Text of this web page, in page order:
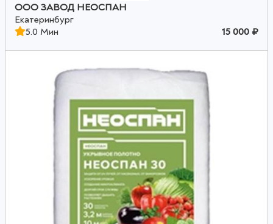
ООО ЗАВОД НЕОСПАН
Екатеринбург
5.0 Мин
15 000 ₽